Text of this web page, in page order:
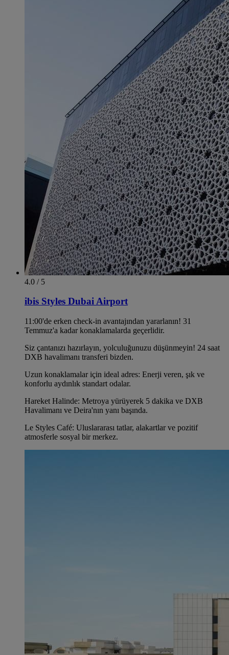
4.0 / 5
ibis Styles Dubai Airport
11:00'de erken check-in avantajından yararlanın! 31
Temmuz'a kadar konaklamalarda geçerlidir.
Siz çantanızı hazırlayın, yolculuğunuzu düşünmeyin! 24 saat
DXB havalimanı transferi bizden.
Uzun konaklamalar için ideal adres: Enerji veren, şık ve
konforlu aydınlık standart odalar.
Hareket Halinde: Metroya yürüyerek 5 dakika ve DXB
Havalimanı ve Deira'nın yanı başında.
Le Styles Café: Uluslararası tatlar, alakartlar ve pozitif
atmosferle sosyal bir merkez.